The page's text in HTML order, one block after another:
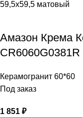
Амазон Крема
Керамогранит 60*60
Под заказ
1 851 ₽